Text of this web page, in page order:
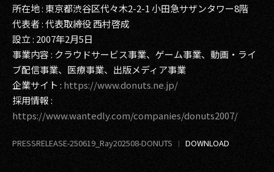
所在地 : 東京都渋谷区代々木2-2-1 小田急サザンタワー8階
代表者 : 代表取締役 西村啓成
設立 : 2007年2月5日
事業内容 : クラウドサービス事業、ゲーム事業、動画・ライ
ブ配信事業、医療事業、出版メディア事業
企業サイト : https://www.donuts.ne.jp/
採用情報 :
https://www.wantedly.com/companies/donuts2007/
PRESSRELEASE-250619_Ray202508-DONUTS